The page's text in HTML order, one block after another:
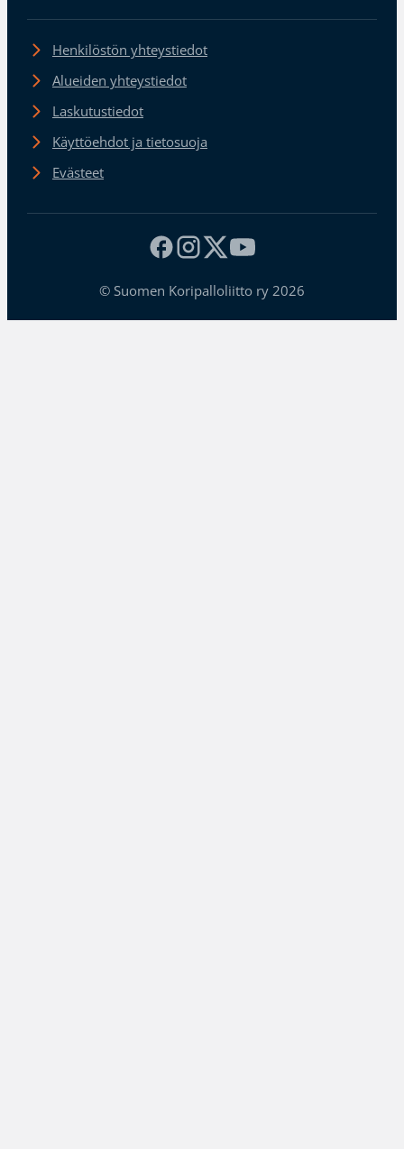
Henkilöstön yhteystiedot
Alueiden yhteystiedot
Laskutustiedot
Käyttöehdot ja tietosuoja
Evästeet
© Suomen Koripalloliitto ry 2026